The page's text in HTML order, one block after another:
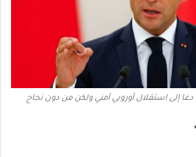
دعا إلى استقلال أوروبي أمني ولكن من دون نجاح